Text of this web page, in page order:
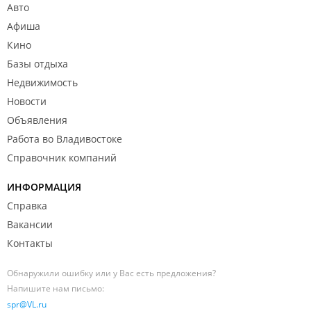
Авто
Афиша
Кино
Базы отдыха
Недвижимость
Новости
Объявления
Работа во Владивостоке
Справочник компаний
ИНФОРМАЦИЯ
Справка
Вакансии
Контакты
Обнаружили ошибку или у Вас есть предложения?
Напишите нам письмо:
spr@VL.ru